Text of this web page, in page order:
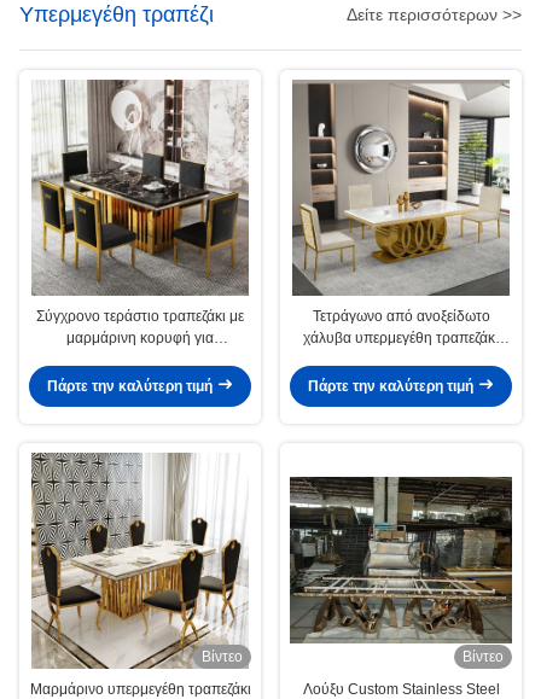
Υπερμεγέθη τραπέζι Δείτε περισσότερων >>
Σύγχρονο τεράστιο τραπεζάκι με
μαρμάρινη κορυφή για
Πάρτε την καλύτερη τιμή
Τετράγωνο από ανοξείδωτο
χάλυβα υπερμεγέθη τραπεζάκι
καθισμάτων 4-8
Πάρτε την καλύτερη τιμή
Βίντεο
Μαρμάρινο υπερμεγέθη τραπεζάκι
Βίντεο
Λούξυ Custom Stainless Steel